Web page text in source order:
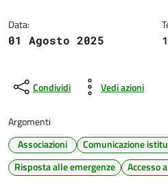
Data:
01 Agosto 2025
Condividi Vedi azioni
Argomenti
Associazioni
Comunicazione
Risposta alle emergenze
Accesso